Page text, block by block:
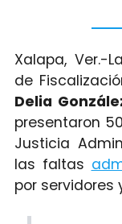
Xalapa, Ver.-
de
Delia
presentaron
Justicia
las faltas
por servidores